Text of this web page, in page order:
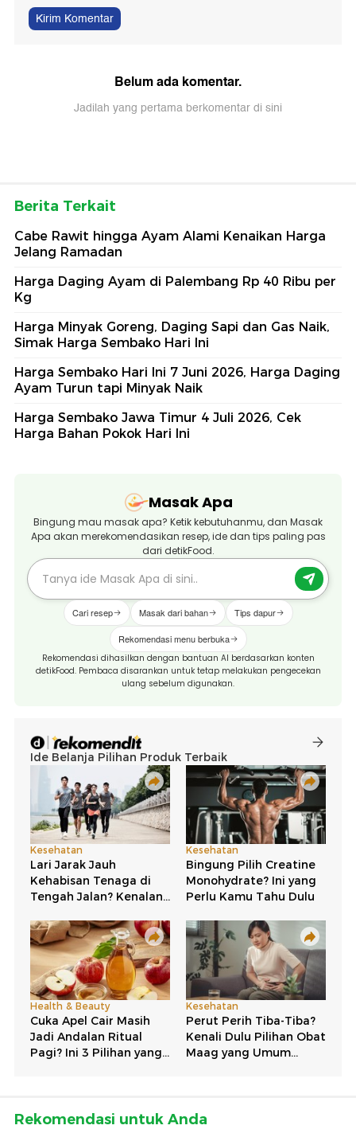
Kirim Komentar
Belum ada komentar.
Jadilah yang pertama berkomentar di sini
Berita Terkait
Cabe Rawit hingga Ayam Alami Kenaikan Harga
Jelang Ramadan
Harga Daging Ayam di Palembang Rp 40 Ribu per
Kg
Harga Minyak Goreng, Daging Sapi dan Gas Naik,
Simak Harga Sembako Hari Ini
Harga Sembako Hari Ini 7 Juni 2026, Harga Daging
Ayam Turun tapi Minyak Naik
Harga Sembako Jawa Timur 4 Juli 2026, Cek
Harga Bahan Pokok Hari Ini
Masak Apa
Bingung mau masak apa? Ketik kebutuhanmu, dan Masak
Apa akan merekomendasikan resep, ide dan tips paling pas
dari detikFood.
Cari resep Masak dari bahan Tips dapur
Rekomendasi menu berbuka
Rekomendasi dihasilkan dengan bantuan AI berdasarkan konten
detikFood. Pembaca disarankan untuk tetap melakukan pengecekan
ulang sebelum digunakan.
Rekomendasi untuk Anda